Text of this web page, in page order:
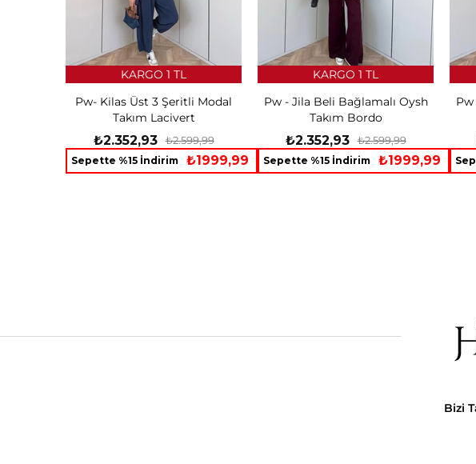
Pw- Kilas Üst 3 Şeritli Modal
Takım Lacivert
₺2.352,93 ₺2.599,99
Sepette %15 İndirim ₺1999,99
KARGO 1 TL
Pw - Jila Beli Bağlamalı Oysh
Takım Bordo
₺2.352,93 ₺2.599,99
Sepette %15 İndirim ₺1999,99
KARGO 1 TL
Bizi